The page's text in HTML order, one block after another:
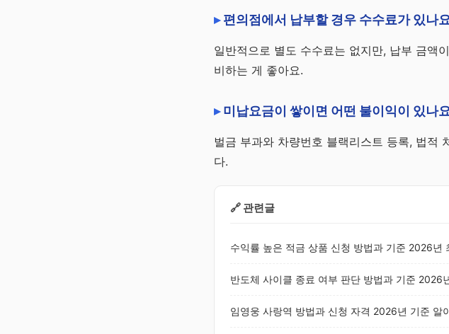
편의점에서 납부할 경우 수수료가 있나
일반적으로 별도 수수료는 없지만, 납부 금액
비하는 게 좋아요.
미납요금이 쌓이면 어떤 불이익이 있나
벌금 부과와 차량번호 블랙리스트 등록, 법적
다.
🔗 관련글
수익률 높은 적금 상품 신청 방법과 기준 2026년
반도체 사이클 종료 여부 판단 방법과 기준 2026
임영웅 사랑역 방법과 신청 자격 2026년 기준 알